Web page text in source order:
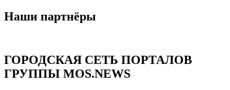
Наши партнёры
ГОРОДСКАЯ СЕТЬ ПОРТАЛОВ
ГРУППЫ MOS.NEWS